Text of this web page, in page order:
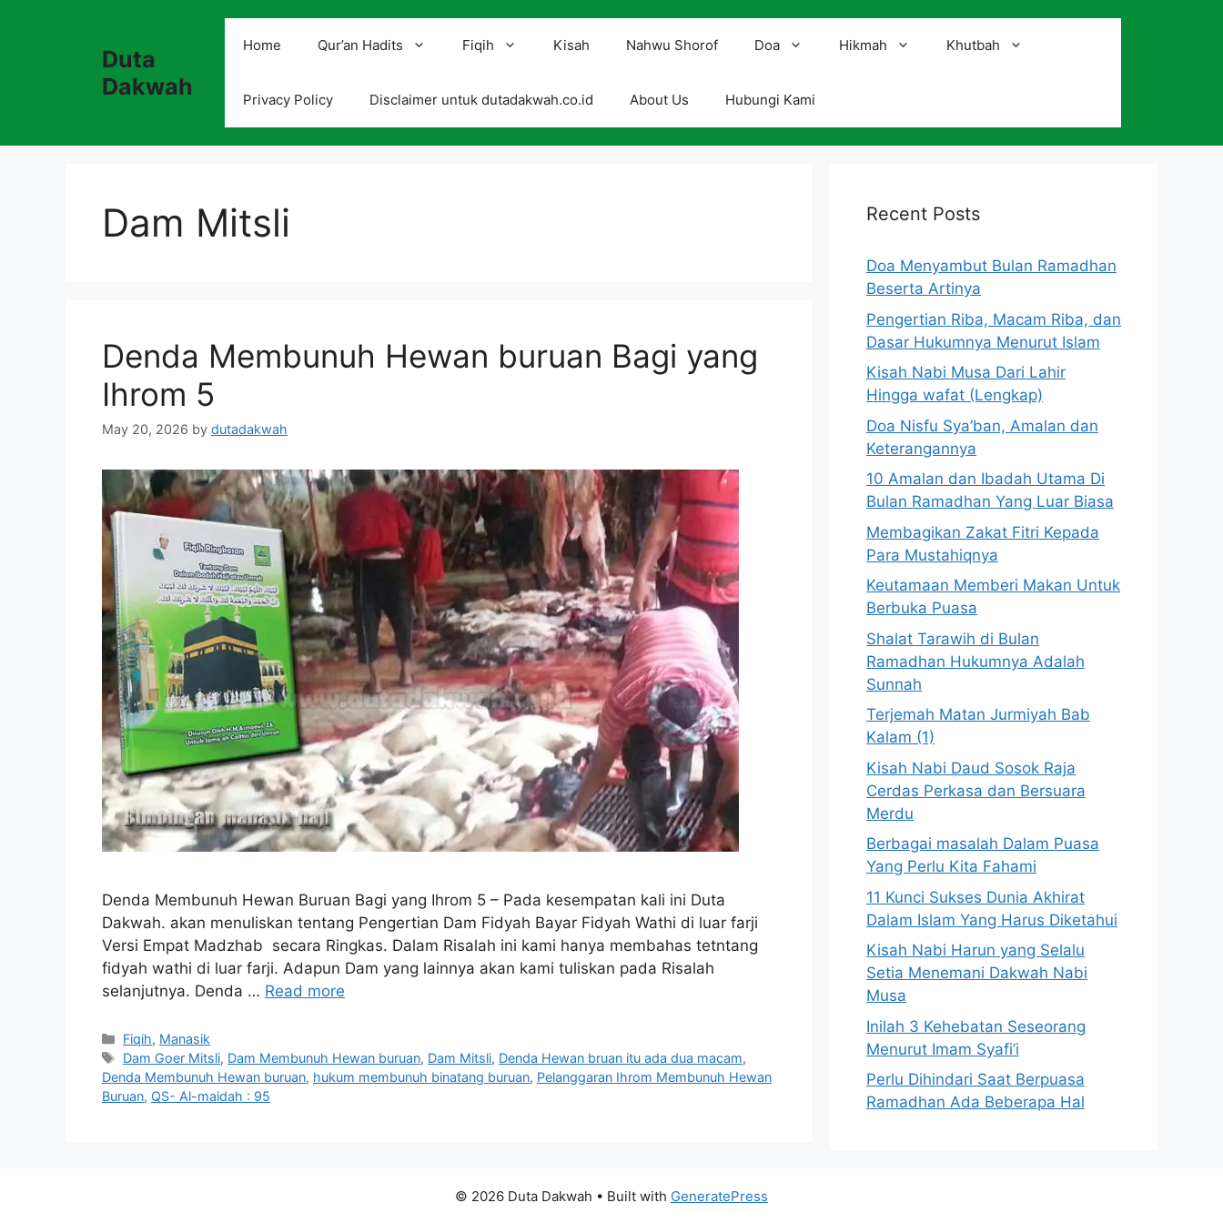
Duta
Dakwah
Home Qur’an Hadits Fiqih Kisah Nahwu Shorof Doa Hikmah Khutbah
Privacy Policy Disclaimer untuk dutadakwah.co.id About Us Hubungi Kami
Dam Mitsli
Denda Membunuh Hewan buruan Bagi yang
Ihrom 5
May 20, 2026 by dutadakwah
Denda Membunuh Hewan Buruan Bagi yang Ihrom 5 – Pada kesempatan kali ini Duta
Dakwah. akan menuliskan tentang Pengertian Dam Fidyah Bayar Fidyah Wathi di luar farji
Versi Empat Madzhab secara Ringkas. Dalam Risalah ini kami hanya membahas tetntang
fidyah wathi di luar farji. Adapun Dam yang lainnya akan kami tuliskan pada Risalah
selanjutnya. Denda … Read more
Categories
Fiqih, Manasik
Tags
Dam Goer Mitsli, Dam Membunuh Hewan buruan, Dam Mitsli, Denda Hewan bruan itu ada dua macam,
Denda Membunuh Hewan buruan, hukum membunuh binatang buruan, Pelanggaran Ihrom Membunuh Hewan
Buruan, QS- Al-maidah : 95
Recent Posts
Doa Menyambut Bulan Ramadhan
Beserta Artinya
Pengertian Riba, Macam Riba, dan
Dasar Hukumnya Menurut Islam
Kisah Nabi Musa Dari Lahir
Hingga wafat (Lengkap)
Doa Nisfu Sya’ban, Amalan dan
Keterangannya
10 Amalan dan Ibadah Utama Di
Bulan Ramadhan Yang Luar Biasa
Membagikan Zakat Fitri Kepada
Para Mustahiqnya
Keutamaan Memberi Makan Untuk
Berbuka Puasa
Shalat Tarawih di Bulan
Ramadhan Hukumnya Adalah
Sunnah
Terjemah Matan Jurmiyah Bab
Kalam (1)
Kisah Nabi Daud Sosok Raja
Cerdas Perkasa dan Bersuara
Merdu
Berbagai masalah Dalam Puasa
Yang Perlu Kita Fahami
11 Kunci Sukses Dunia Akhirat
Dalam Islam Yang Harus Diketahui
Kisah Nabi Harun yang Selalu
Setia Menemani Dakwah Nabi
Musa
Inilah 3 Kehebatan Seseorang
Menurut Imam Syafi’i
Perlu Dihindari Saat Berpuasa
Ramadhan Ada Beberapa Hal
© 2026 Duta Dakwah • Built with GeneratePress